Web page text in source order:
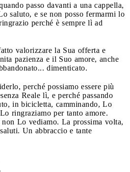
passo davanti a una cappella,
saluto, e se non posso fermarmi lo
perché è sempre lì ad
valorizzare la Sua offerta e
pazienza e il Suo amore, anche
dimenticato.
perché possiamo essere più
Reale lì, e perché passando
in bicicletta, camminando, Lo
ringraziamo per tanto amore.
Lo vediamo. La prossima volta,
Un abbraccio e tante